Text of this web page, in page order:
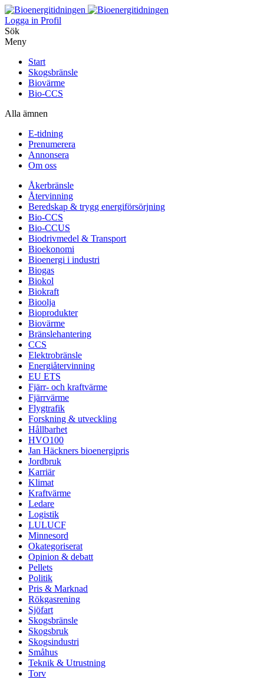
Logga in Profil
Sök
Meny
Start
Skogsbränsle
Biovärme
Bio-CCS
Alla ämnen
E-tidning
Prenumerera
Annonsera
Om oss
Åkerbränsle
Återvinning
Beredskap & trygg energiförsörjning
Bio-CCS
Bio-CCUS
Biodrivmedel & Transport
Bioekonomi
Bioenergi i industri
Biogas
Biokol
Biokraft
Bioolja
Bioprodukter
Biovärme
Bränslehantering
CCS
Elektrobränsle
Energiåtervinning
EU ETS
Fjärr- och kraftvärme
Fjärrvärme
Flygtrafik
Forskning & utveckling
Hållbarhet
HVO100
Jan Häckners bioenergipris
Jordbruk
Karriär
Klimat
Kraftvärme
Ledare
Logistik
LULUCF
Minnesord
Okategoriserat
Opinion & debatt
Pellets
Politik
Pris & Marknad
Rökgasrening
Sjöfart
Skogsbränsle
Skogsbruk
Skogsindustri
Småhus
Teknik & Utrustning
Torv